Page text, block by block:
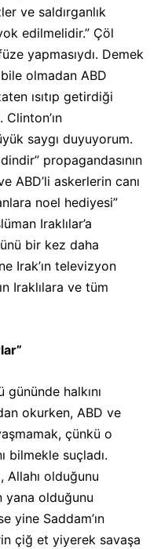
ve saldırganlık
edilmelidir.” Çöl
yapmasıydı. Demek
olmadan ABD
ısıtıp getirdiği
saygı duyuyorum.
propagandasının
ABD’li askerlerin canı
noel hediyesi”
Iraklılar’a
bir kez daha
Irak’ın televizyon
Iraklılara ve tüm
halkını
okurken, ABD ve
çünkü o
bilmekle suçladı.
Allahı olduğunu
yana olduğunu
yine Saddam’ın
çiğ et yiyerek savaşa